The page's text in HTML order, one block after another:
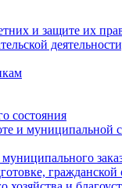
и защите их
состояния
и муниципальной